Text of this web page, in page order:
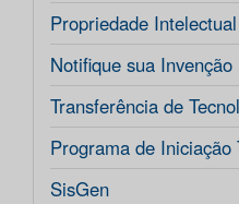
Propriedade Intelectual
Notifique sua Invenção
Transferência de
Programa de
SisGen